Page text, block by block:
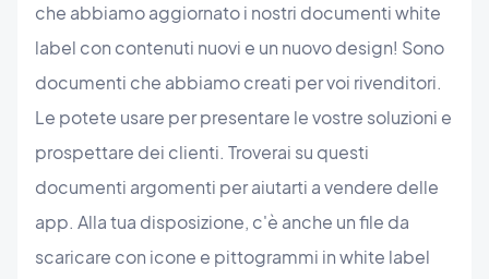
che abbiamo aggiornato i nostri documenti white
label con contenuti nuovi e un nuovo design! Sono
documenti che abbiamo creati per voi rivenditori.
Le potete usare per presentare le vostre soluzioni e
prospettare dei clienti. Troverai su questi
documenti argomenti per aiutarti a vendere delle
app. Alla tua disposizione, c'è anche un file da
scaricare con icone e pittogrammi in white label